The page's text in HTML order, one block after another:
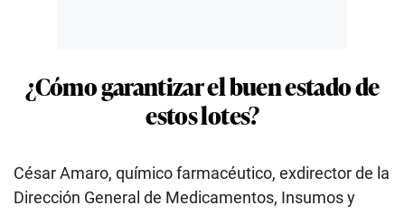
¿Cómo garantizar el buen estado de
estos lotes?
César Amaro, químico farmacéutico, exdirector de la
Dirección General de Medicamentos, Insumos y